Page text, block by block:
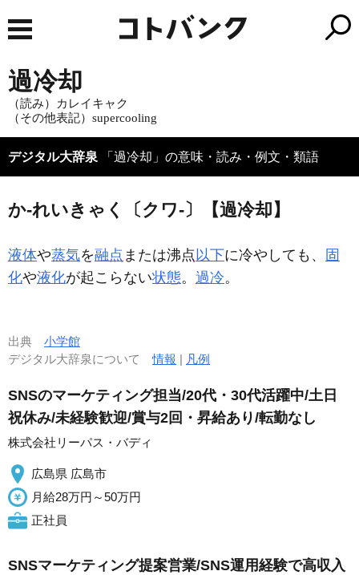
過冷却
（読み）カレイキャク
（その他表記）supercooling
デジタル大辞泉 「過冷却」の意味・読み・例文・類語
か‐れいきゃく〔クワ‐〕【過冷却】
液体や蒸気を融点 または沸点 以下に冷やしても、
固
化や液化が起こらない状態。 過冷。
出典 小学館
デジタル大辞泉について情報 | 凡例
SNSのマーケティング担当/20代・30代活躍中/土日
祝休み/未経験歓迎/賞与2回・昇給あり/転勤なし
株式会社リーパス・バディ
広島県 広島市
月給28万円～50万円
正社員
SNSマーケティング提案営業/SNS運用経験で高収入